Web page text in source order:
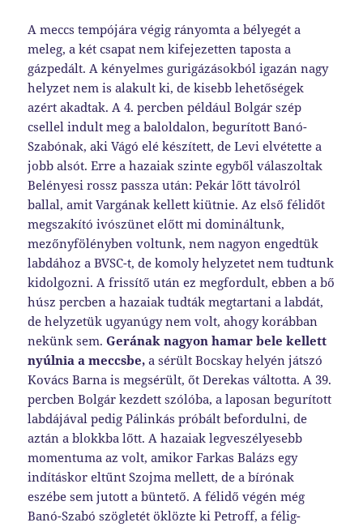
A meccs tempójára végig rányomta a bélyegét a
meleg, a két csapat nem kifejezetten taposta a
gázpedált. A kényelmes gurigázásokból igazán nagy
helyzet nem is alakult ki, de kisebb lehetőségek
azért akadtak. A 4. percben például Bolgár szép
csellel indult meg a baloldalon, begurított Banó-
Szabónak, aki Vágó elé készített, de Levi elvétette a
jobb alsót. Erre a hazaiak szinte egyből válaszoltak
Belényesi rossz passza után: Pekár lőtt távolról
ballal, amit Vargának kellett kiütnie. Az első félidőt
megszakító ivószünet előtt mi domináltunk,
mezőnyfölényben voltunk, nem nagyon engedtük
labdához a BVSC-t, de komoly helyzetet nem tudtunk
kidolgozni. A frissítő után ez megfordult, ebben a bő
húsz percben a hazaiak tudták megtartani a labdát,
de helyzetük ugyanúgy nem volt, ahogy korábban
nekünk sem.Gerának nagyon hamar bele kellett
nyúlnia a meccsbe, a sérült Bocskay helyén játszó
Kovács Barna is megsérült, őt Derekas váltotta. A 39.
percben Bolgár kezdett szólóba, a laposan begurított
labdájával pedig Pálinkás próbált befordulni, de
aztán a blokkba lőtt. A hazaiak legveszélyesebb
momentuma az volt, amikor Farkas Balázs egy
indításkor eltűnt Szojma mellett, de a bírónak
eszébe sem jutott a büntető. A félidő végén még
Banó-Szabó szögletét öklözte ki Petroff, a félig-